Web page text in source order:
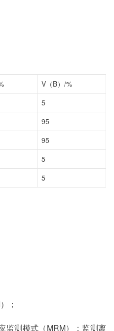
V（B）/%
5
95
95
5
5
；
监测模式（MRM）；监测离